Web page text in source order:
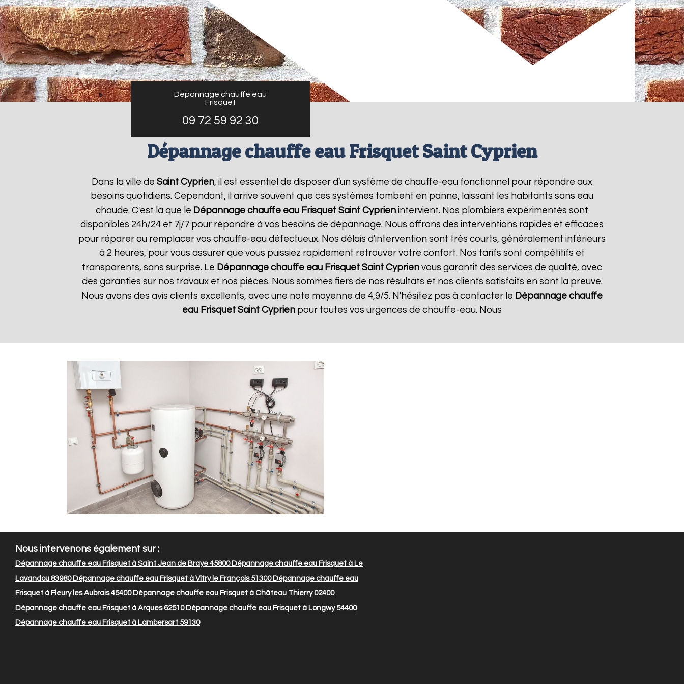
Dépannage chauffe eau
Frisquet
09 72 59 92 30
Dépannage chauffe eau Frisquet Saint Cyprien
Dans la ville de Saint Cyprien, il est essentiel de disposer d'un système de chauffe-eau fonctionnel pour répondre aux
besoins quotidiens. Cependant, il arrive souvent que ces systèmes tombent en panne, laissant les habitants sans eau
chaude. C'est là que le Dépannage chauffe eau Frisquet Saint Cyprien intervient. Nos plombiers expérimentés sont
disponibles 24h/24 et 7j/7 pour répondre à vos besoins de dépannage. Nous offrons des interventions rapides et efficaces
pour réparer ou remplacer vos chauffe-eau défectueux. Nos délais d'intervention sont très courts, généralement inférieurs
à 2 heures, pour vous assurer que vous puissiez rapidement retrouver votre confort. Nos tarifs sont compétitifs et
transparents, sans surprise. Le Dépannage chauffe eau Frisquet Saint Cyprien vous garantit des services de qualité, avec
des garanties sur nos travaux et nos pièces. Nous sommes fiers de nos résultats et nos clients satisfaits en sont la preuve.
Nous avons des avis clients excellents, avec une note moyenne de 4,9/5. N'hésitez pas à contacter le Dépannage chauffe
eau Frisquet Saint Cyprien pour toutes vos urgences de chauffe-eau. Nous
Nous intervenons également sur :
Dépannage chauffe eau Frisquet à Saint Jean de Braye 45800Dépannage chauffe eau Frisquet à Le
Lavandou 83980Dépannage chauffe eau Frisquet à Vitry le François 51300Dépannage chauffe eau
Frisquet à Fleury les Aubrais 45400Dépannage chauffe eau Frisquet à Château Thierry 02400
Dépannage chauffe eau Frisquet à Arques 62510Dépannage chauffe eau Frisquet à Longwy 54400
Dépannage chauffe eau Frisquet à Lambersart 59130